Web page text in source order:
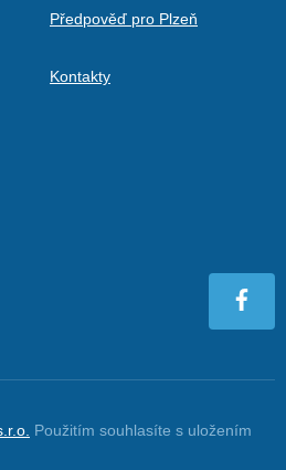
Předpověď pro Plzeň
Kontakty
Použitím souhlasíte s uložením